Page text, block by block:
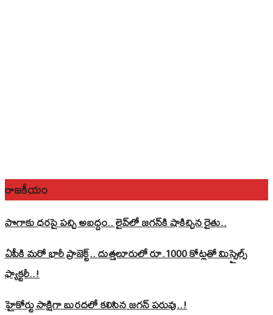
రాజకీయం
పొగాకు ధరపై పచ్చి అబద్దం.. లైవ్‌లో జగన్‌కి షాకిచ్చిన రైతు..
ఏపీకి మరో భారీ ప్రాజెక్ట్.. దుత్తలూరులో రూ.1000 కోట్లతో మిస్సైల్స్
ఫ్యాక్టరీ..!
హైకోర్టు సాక్షిగా బురదలో కలిసిన జగన్ పరువు..!